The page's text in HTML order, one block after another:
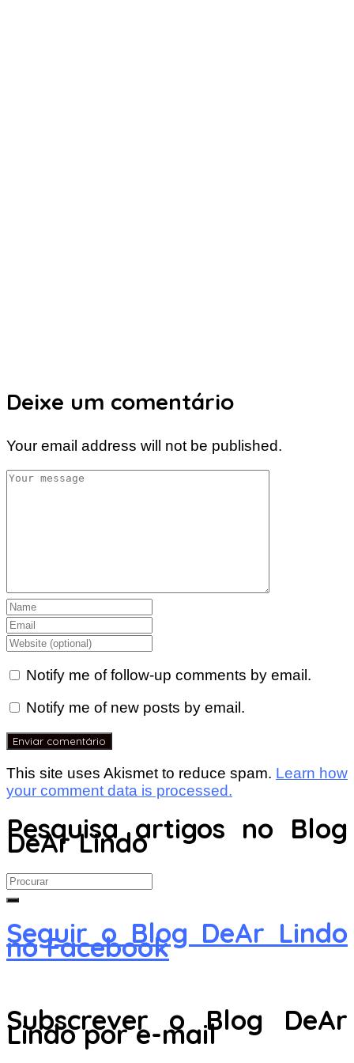
Deixe um comentário
Your email address will not be published.
Notify me of follow-up comments by email.
Notify me of new posts by email.
This site uses Akismet to reduce spam. Learn how
your comment data is processed.
Pesquisa artigos no Blog
DeAr Lindo
Search
for:
Seguir o Blog DeAr Lindo
no Facebook
Subscrever o Blog DeAr
Lindo por e-mail